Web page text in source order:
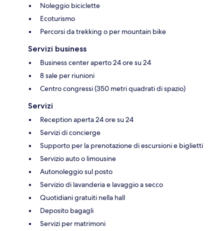
Noleggio biciclette
Ecoturismo
Percorsi da trekking o per mountain bike
Servizi business
Business center aperto 24 ore su 24
8 sale per riunioni
Centro congressi (350 metri quadrati di spazio)
Servizi
Reception aperta 24 ore su 24
Servizi di concierge
Supporto per la prenotazione di escursioni e biglietti
Servizio auto o limousine
Autonoleggio sul posto
Servizio di lavanderia e lavaggio a secco
Quotidiani gratuiti nella hall
Deposito bagagli
Servizi per matrimoni